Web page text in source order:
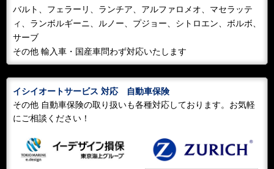
2023/05/21
NEWS
D５１と！
お客様の車両がD51の展示施設の中で見分待ち時間
中々 絵になるな！と 自己満足？
2023/05/21 BLOG
ポルポル リヤスポイラー交換！
私には 何故変えるのか分からないでいます？純正スポ
イラーから社外ダックテールタイプに！カッコい～か
な！
2022/05/22
NEWS
バルト、フェラーリ、ランチア、アルファロメオ、マセラッテ
ィ、ランボルギーニ、ルノー、プジョー、シトロエン、ボルボ、
サーブ
その他 輸入車・国産車問わず対応いたします
イシイオートサービス 対応 自動車保険
その他 自動車保険の取り扱いも各種対応しております。お気軽
にご相談ください！